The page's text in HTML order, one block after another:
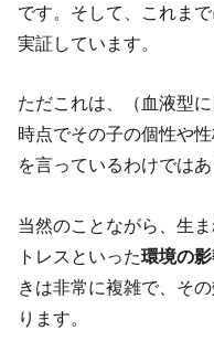
です。そして、これま
実証しています。
ただこれは、（血液型
時点でその子の個性や
を言っているわけではあ
当然のことながら、生
トレスといった環境の
きは非常に複雑で、そ
ります。